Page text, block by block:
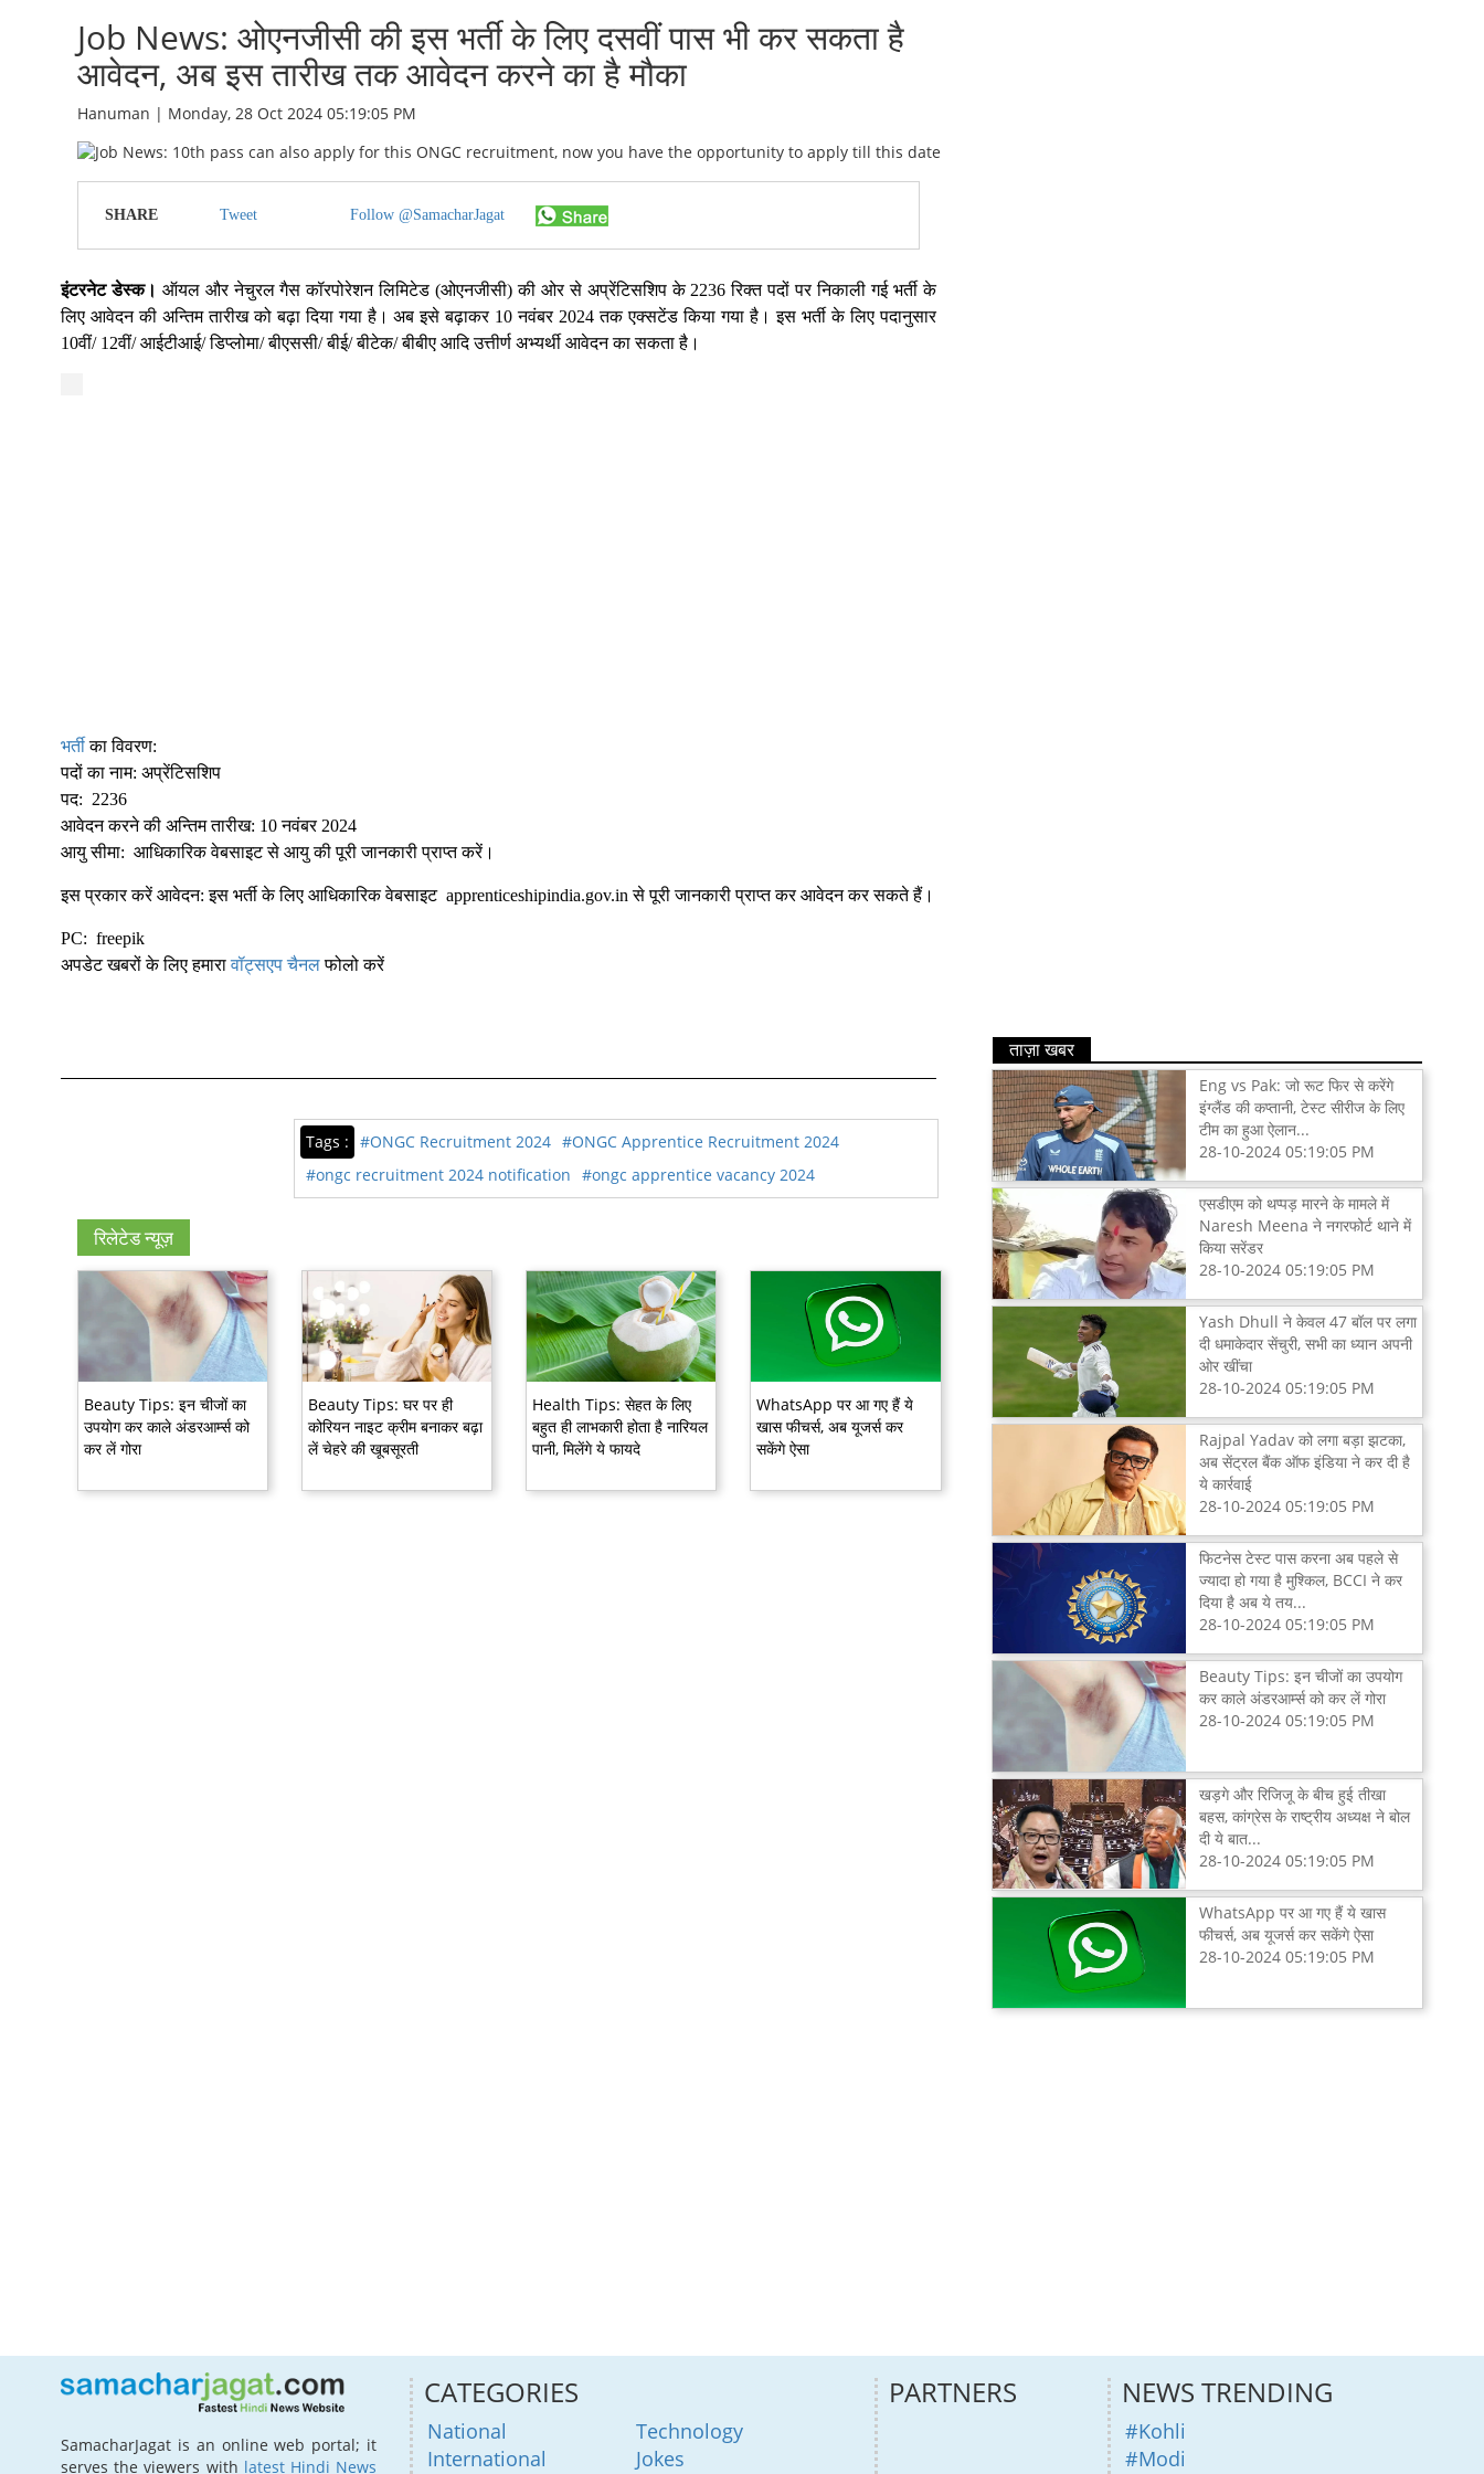
Job News: ओएनजीसी की इस भर्ती के लिए दसवीं पास भी कर सकता है
आवेदन, अब इस तारीख तक आवेदन करने का है मौका
Hanuman | Monday, 28 Oct 2024 05:19:05 PM
SHARE Tweet Follow @SamacharJagat
इंटरनेट डेस्क। ऑयल और नेचुरल गैस कॉरपोरेशन लिमिटेड (ओएनजीसी) की ओर से अप्रेंटिसशिप के 2236 रिक्त पदों पर निकाली गई भर्ती के
लिए आवेदन की अन्तिम तारीख को बढ़ा दिया गया है। अब इसे बढ़ाकर 10 नवंबर 2024 तक एक्सटेंड किया गया है। इस भर्ती के लिए पदानुसार
10वीं/ 12वीं/ आईटीआई/ डिप्लोमा/ बीएससी/ बीई/ बीटेक/ बीबीए आदि उत्तीर्ण अभ्यर्थी आवेदन का सकता है।
भर्ती का विवरण:
पदों का नाम: अप्रेंटिसशिप
पद: 2236
आवेदन करने की अन्तिम तारीख: 10 नवंबर 2024
आयु सीमा: आधिकारिक वेबसाइट से आयु की पूरी जानकारी प्राप्त करें।
इस प्रकार करें आवेदन: इस भर्ती के लिए आधिकारिक वेबसाइट apprenticeshipindia.gov.in से पूरी जानकारी प्राप्त कर आवेदन कर सकते हैं।
PC: freepik
अपडेट खबरों के लिए हमारावॉट्सएप चैनल फोलो करें
Tags : #ONGC Recruitment 2024 #ONGC Apprentice Recruitment 2024
#ongc recruitment 2024 notification #ongc apprentice vacancy 2024
रिलेटेड न्यूज़
Beauty Tips: इन चीजों का
उपयोग कर काले अंडरआर्म्स को
कर लें गोरा
Beauty Tips: घर पर ही
कोरियन नाइट क्रीम बनाकर बढ़ा
लें चेहरे की खूबसूरती
Health Tips: सेहत के लिए
बहुत ही लाभकारी होता है नारियल
पानी, मिलेंगे ये फायदे
WhatsApp पर आ गए हैं ये
खास फीचर्स, अब यूजर्स कर
सकेंगे ऐसा
ताज़ा खबर
Eng vs Pak: जो रूट फिर से करेंगे
इंग्लैंड की कप्तानी, टेस्ट सीरीज के लिए
टीम का हुआ ऐलान...
28-10-2024 05:19:05 PM
एसडीएम को थप्पड़ मारने के मामले में
Naresh Meena ने नगरफोर्ट थाने में
किया सरेंडर
28-10-2024 05:19:05 PM
Yash Dhull ने केवल 47 बॉल पर लगा
दी धमाकेदार सेंचुरी, सभी का ध्यान अपनी
ओर खींचा
28-10-2024 05:19:05 PM
Rajpal Yadav को लगा बड़ा झटका,
अब सेंट्रल बैंक ऑफ इंडिया ने कर दी है
ये कार्रवाई
28-10-2024 05:19:05 PM
फिटनेस टेस्ट पास करना अब पहले से
ज्यादा हो गया है मुश्किल, BCCI ने कर
दिया है अब ये तय...
28-10-2024 05:19:05 PM
Beauty Tips: इन चीजों का उपयोग
कर काले अंडरआर्म्स को कर लें गोरा
28-10-2024 05:19:05 PM
खड़गे और रिजिजू के बीच हुई तीखा
बहस, कांग्रेस के राष्ट्रीय अध्यक्ष ने बोल
दी ये बात...
28-10-2024 05:19:05 PM
WhatsApp पर आ गए हैं ये खास
फीचर्स, अब यूजर्स कर सकेंगे ऐसा
28-10-2024 05:19:05 PM
SamacharJagat is an online web portal; it
serves the viewers with latest Hindi News
CATEGORIES
National
International
Technology
Jokes
PARTNERS NEWS TRENDING
#Kohli
#Modi